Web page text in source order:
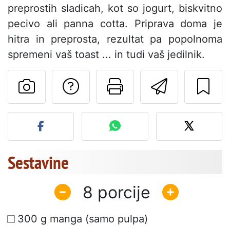
preprostih sladicah, kot so jogurt, biskvitno
pecivo ali panna cotta. Priprava doma je
hitra in preprosta, rezultat pa popolnoma
spremeni vaš toast ... in tudi vaš jedilnik.
Pošlji
Natisni to
Postavite
Objavite svojo fotografijo
Sestavine
8
300 g manga (samo pulpa)